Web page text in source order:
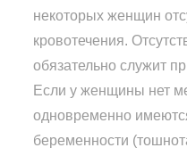
некоторых женщин
кровотечения.
обязательно служит
Если у женщины нет
одновременно
беременности